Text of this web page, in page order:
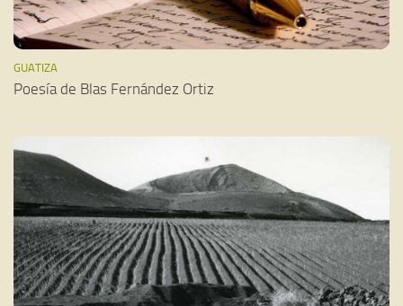
GUATIZA
Poesía de Blas Fernández Ortiz